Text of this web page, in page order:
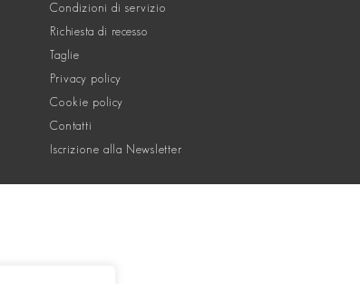
Condizioni di servizio
Richiesta di recesso
Taglie
Privacy policy
Cookie policy
Contatti
Iscrizione alla Newsletter